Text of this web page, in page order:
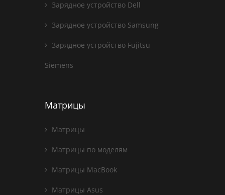
Зарядное устройство Dell
Зарядное устройство Samsung
Зарядное устройство Fujitsu
Siemens
Матрицы
Матрицы
Матрицы по моделям
Матрицы MacBook
Матрицы Asus